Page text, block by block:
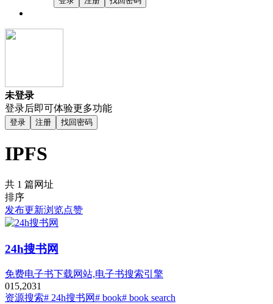
未登录
登录后即可体验更多功能
登录 注册 找回密码
IPFS
共 1 篇网址
排序
发布更新浏览点赞
24h搜书网
免费电子书下载网站,电子书搜索引擎
015,2031
资源搜索# 24h搜书网# book# book search